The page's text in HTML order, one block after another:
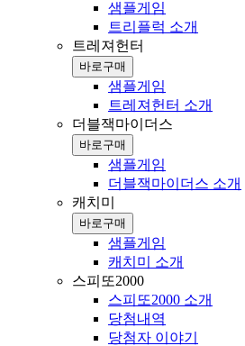
샘플게임
트리플럭 소개
트레져헌터
바로구매
샘플게임
트레져헌터 소개
더블잭마이더스
바로구매
샘플게임
더블잭마이더스 소개
캐치미
바로구매
샘플게임
캐치미 소개
스피또2000
스피또2000 소개
당첨내역
당첨자 이야기